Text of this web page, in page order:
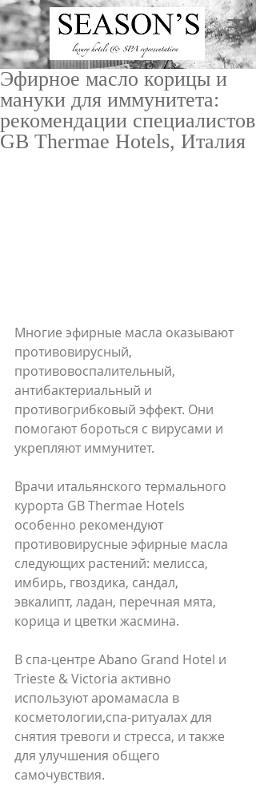
Эфирное масло корицы и
мануки для иммунитета:
рекомендации специалистов
GB Thermae Hotels, Италия
Многие эфирные масла оказывают
противовирусный,
противовоспалительный,
антибактериальный и
противогрибковый эффект. Они
помогают бороться с вирусами и
укрепляют иммунитет.
Врачи итальянского термального
курорта GB Thermae Hotels
особенно рекомендуют
противовирусные эфирные масла
следующих растений: мелисса,
имбирь, гвоздика, сандал,
эвкалипт, ладан, перечная мята,
корица и цветки жасмина.
В спа-центре Abano Grand Hotel и
Trieste & Victoria активно
используют аромамасла в
косметологии,спа-ритуалах для
снятия тревоги и стресса, и также
для улучшения общего
самочувствия.